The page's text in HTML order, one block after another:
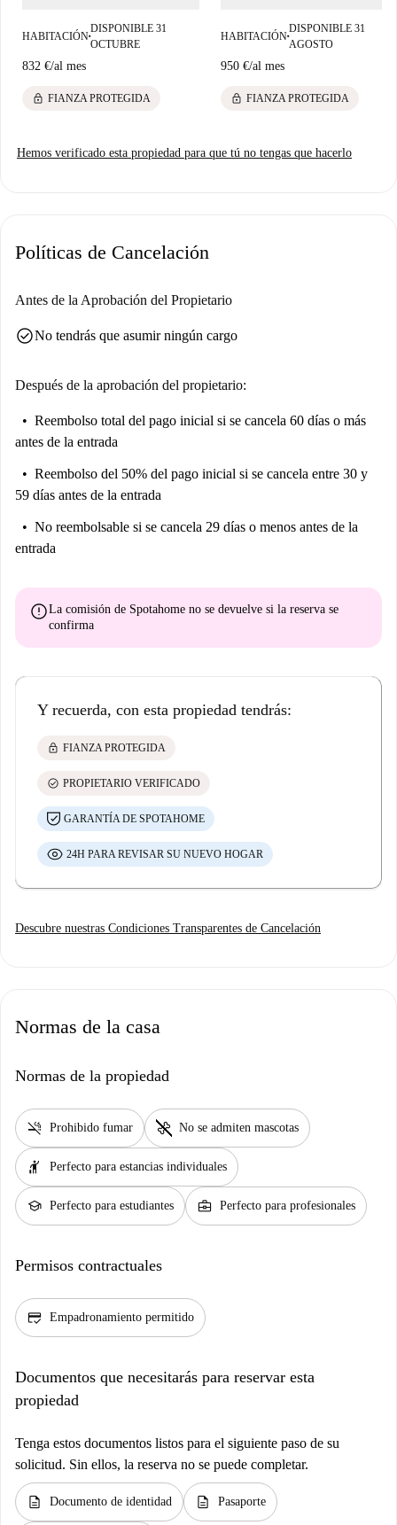
HABITACIÓN■
DISPONIBLE 31
OCTUBRE
832 €/al mes
lock FIANZA PROTEGIDA
HABITACIÓN■
DISPONIBLE 31
AGOSTO
950 €/al mes
lock FIANZA PROTEGIDA
Hemos verificado esta propiedad para que tú no tengas que hacerlo
Políticas de Cancelación
Antes de la Aprobación del Propietario
check_circleNo tendrás que asumir ningún cargo
Después de la aprobación del propietario:
Reembolso total del pago inicial si se cancela 60 días o más
antes de la entrada
Reembolso del 50% del pago inicial si se cancela entre 30 y
59 días antes de la entrada
No reembolsable si se cancela 29 días o menos antes de la
entrada
errorLa comisión de Spotahome no se devuelve si la reserva se
confirma
Y recuerda, con esta propiedad tendrás:
lock FIANZA PROTEGIDA
check_circle PROPIETARIO VERIFICADO
GARANTÍA DE SPOTAHOME
24H PARA REVISAR SU NUEVO HOGAR
Descubre nuestras Condiciones Transparentes de Cancelación
Normas de la casa
Normas de la propiedad
smoke_free Prohibido fumar pet_supplies No se admiten mascotas
hail Perfecto para estancias individuales
school Perfecto para estudiantes business_center Perfecto para profesionales
Permisos contractuales
credit_score Empadronamiento permitido
Documentos que necesitarás para reservar esta
propiedad
Tenga estos documentos listos para el siguiente paso de su
solicitud. Sin ellos, la reserva no se puede completar.
description Documento de identidad description Pasaporte